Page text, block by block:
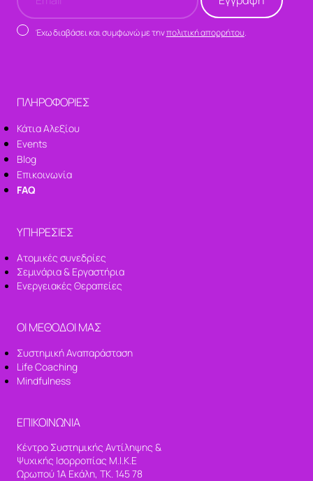
Έχω διαβάσει και συμφωνώ με τηνπολιτική απορρήτου.
ΠΛΗΡΟΦΟΡΙΕΣ
Κάτια Αλεξίου
Events
Blog
Επικοινωνία
FAQ
ΥΠΗΡΕΣΙΕΣ
Ατομικές συνεδρίες
Σεμινάρια & Εργαστήρια
Ενεργειακές Θεραπείες
ΟΙ ΜΕΘΟΔΟΙ ΜΑΣ
Συστημική Αναπαράσταση
Life Coaching
Mindfulness
ΕΠΙΚΟΙΝΩΝΙΑ
Κέντρο Συστημικής Αντίληψης &
Ψυχικής Ισορροπίας Μ.Ι.Κ.Ε
Ωρωπού 1Α Εκάλη, ΤΚ. 145 78